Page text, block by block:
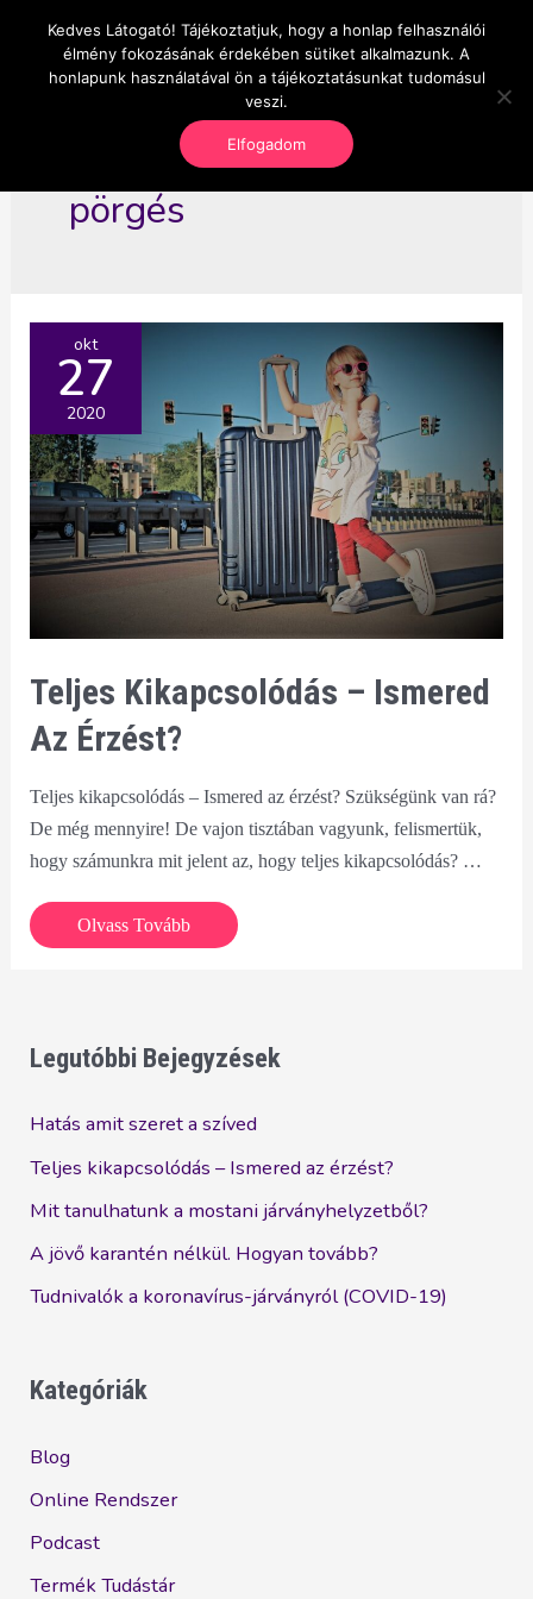
content
OnlineSeedsMan
Üzlet és szabadság
Main
pörgés
okt
27
2020
Teljes Kikapcsolódás – Ismered
Az Érzést?
Teljes kikapcsolódás – Ismered az érzést? Szükségünk van rá?
De még mennyire! De vajon tisztában vagyunk, felismertük,
hogy számunkra mit jelent az, hogy teljes kikapcsolódás? …
Teljes
kikapcsolódás
az
Olvass Tovább
Legutóbbi Bejegyzések
Hatás amit szeret a szíved
Teljes kikapcsolódás – Ismered az érzést?
Mit tanulhatunk a mostani járványhelyzetből?
A jövő karantén nélkül. Hogyan tovább?
Tudnivalók a koronavírus-járványról (COVID-19)
Kategóriák
Blog
Online Rendszer
Podcast
Termék Tudástár
Kedves Látogató! Tájékoztatjuk, hogy a honlap felhasználói
élmény fokozásának érdekében sütiket alkalmazunk. A
honlapunk használatával ön a tájékoztatásunkat tudomásul
veszi.
Elfogadom